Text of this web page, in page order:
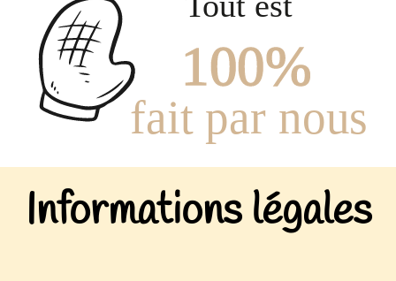
Informations légales